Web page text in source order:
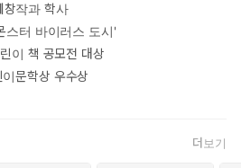
창작과 학사
스터 바이러스 도시'
이 책 공모전 대상
문학상 우수상
더보기